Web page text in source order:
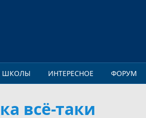
ШКОЛЫ ИНТЕРЕСНОЕ ФОРУМ
всё-таки